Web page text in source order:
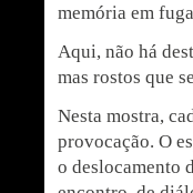
memória em
Aqui, não há
mas rostos que
Nesta mostra,
provocação. O
o deslocamento